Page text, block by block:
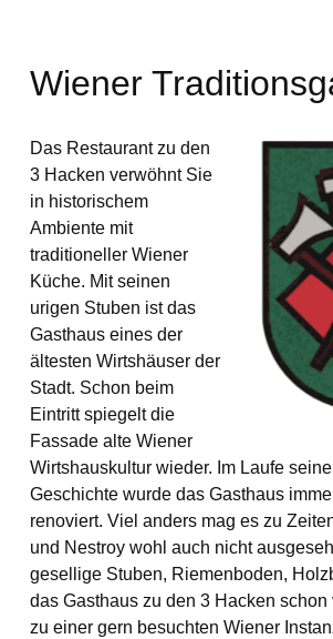
Wiener
Das Restaurant zu den
3 Hacken verwöhnt Sie
in historischem
Ambiente mit
traditioneller Wiener
Küche. Mit seinen
urigen Stuben ist das
Gasthaus eines der
ältesten Wirtshäuser der
Stadt. Schon beim
Eintritt spiegelt die
Fassade alte Wiener
Wirtshauskultur wieder. Im Laufe
Geschichte wurde das Gasthaus
renoviert. Viel anders mag es zu
und Nestroy wohl auch nicht
gesellige Stuben, Riemenboden,
das Gasthaus zu den 3 Hacken schon
zu einer gern besuchten Wiener